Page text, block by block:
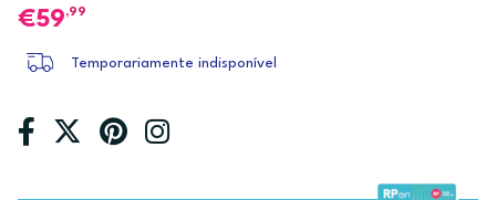
59,99
Temporariamente indisponível